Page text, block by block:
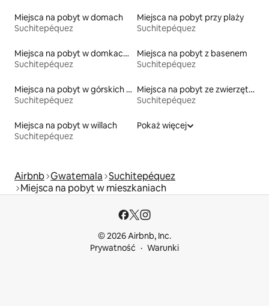
Miejsca na pobyt w domach
Suchitepéquez
Miejsca na pobyt przy plaży
Suchitepéquez
Miejsca na pobyt w domkach gościnnych
Suchitepéquez
Miejsca na pobyt z basenem
Suchitepéquez
Miejsca na pobyt w górskich chatach
Suchitepéquez
Miejsca na pobyt ze zwierzętami
Suchitepéquez
Miejsca na pobyt w willach
Suchitepéquez
Pokaż więcej
Airbnb Gwatemala Suchitepéquez
Miejsca na pobyt w mieszkaniach
© 2026 Airbnb, Inc.
Prywatność
Warunki